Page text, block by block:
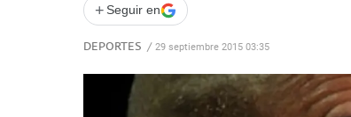
+ Seguir en
DEPORTES / 29 septiembre 2015 03:35